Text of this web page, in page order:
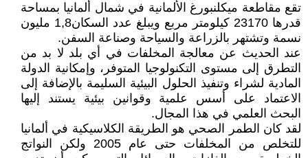
تقع مقاطعة ميكلنبورغ الألمانية في شمال ألمانيا بمساحة
قدرها 23170 كيلومتر مربع ويبلغ عدد السكان1,8 مليون
نسمة وتشتهر بالزراعة والسياحة وصناعة السفن.
عند الحديث عن معالجة المخلفات في أي بلد لا بد من
التطرق إلى مستوى التكنولوجيا المتوفر، وإمكانية الدولة
المادية لشراء وتنفيذ الحلول البيئية السليمة بالإضافة إلى
الاعتماد على أسس علمية وقوانين بيئية يستند إليها
البحث العلمي في هذا المجال.
لقد كان الطمر الصحي هو الطريقة الكلاسيكية في ألمانيا
للتخلص من المخلفات حتى عام 2005 ولكن النواتج